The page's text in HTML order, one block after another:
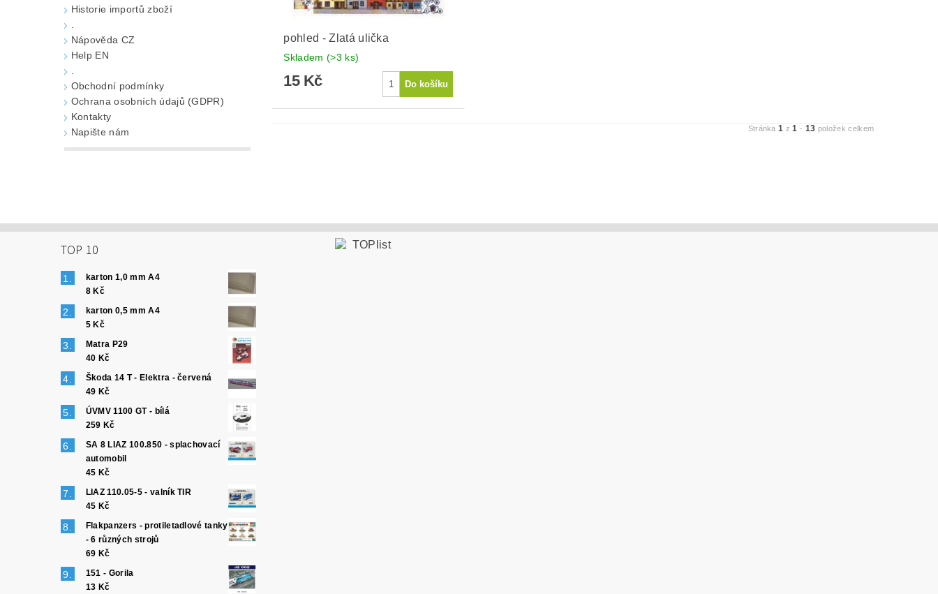
Historie importů zboží
Nápověda CZ
Help EN
Obchodní podmínky
Ochrana osobních údajů (GDPR)
Kontakty
Napište nám
pohled - Zlatá ulička
Skladem (>3 ks)
15 Kč
Stránka1 z1 - 13 položek celkem
TOP 10
karton 1,0 mm A4
8 Kč
karton 0,5 mm A4
5 Kč
Matra P29
40 Kč
Škoda 14 T - Elektra - červená
49 Kč
ÚVMV 1100 GT - bílá
259 Kč
SA 8 LIAZ 100.850 - splachovací
automobil
45 Kč
LIAZ 110.05-5 - valník TIR
45 Kč
Flakpanzers - protiletadlové tanky
- 6 různých strojů
69 Kč
151 - Gorila
13 Kč